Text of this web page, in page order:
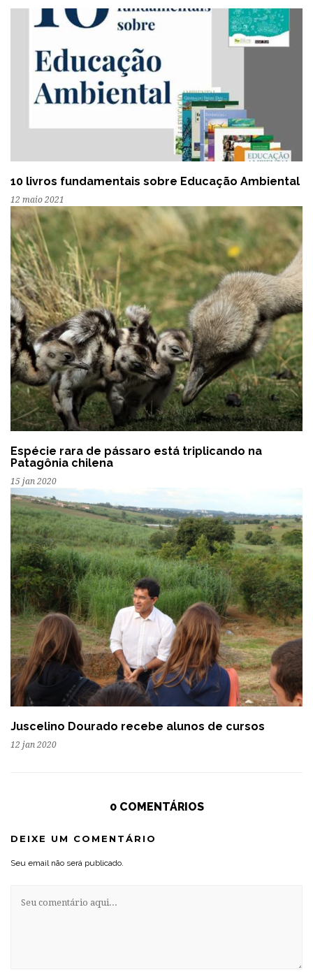
10 livros fundamentais sobre Educação Ambiental
12 maio 2021
Espécie rara de pássaro está triplicando na
Patagônia chilena
15 jan 2020
Juscelino Dourado recebe alunos de cursos
12 jan 2020
0 COMENTÁRIOS
DEIXE UM COMENTÁRIO
Seu email não será publicado.